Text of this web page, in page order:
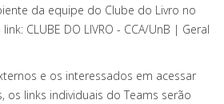
da equipe do Clube do Livro no
CLUBE DO LIVRO - CCA/UnB | Geral
e os interessados em acessar
os links individuais do Teams serão